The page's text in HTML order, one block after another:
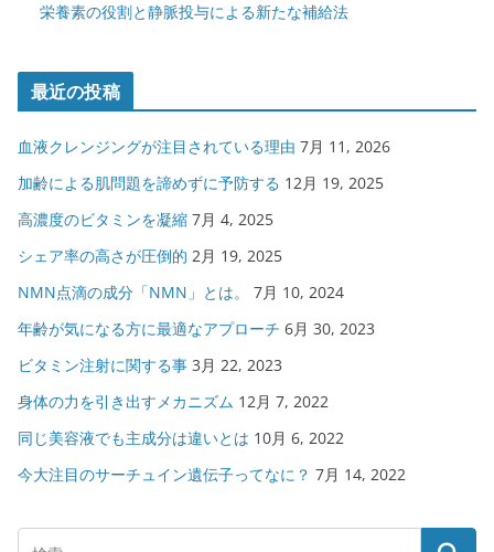
栄養素の役割と静脈投与による新たな補給法
最近の投稿
血液クレンジングが注目されている理由 7月 11, 2026
加齢による肌問題を諦めずに予防する 12月 19, 2025
高濃度のビタミンを凝縮 7月 4, 2025
シェア率の高さが圧倒的 2月 19, 2025
NMN点滴の成分「NMN」とは。
7月 10, 2024
年齢が気になる方に最適なアプローチ 6月 30, 2023
ビタミン注射に関する事 3月 22, 2023
身体の力を引き出すメカニズム 12月 7, 2022
同じ美容液でも主成分は違いとは 10月 6, 2022
今大注目のサーチュイン遺伝子ってなに？ 7月 14, 2022